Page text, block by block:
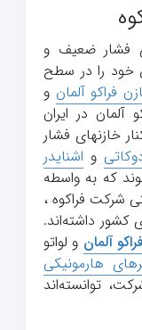
فشار ضعیف و
خود را در سطح
فراکو آلمان و
در ایران
خازنهای فشار
و اشنایدر
که به واسطه
شرکت فراکوه ،
کشور داشته‌اند.
آلمان و لواتو
هارمونیکی
توانسته‌اند